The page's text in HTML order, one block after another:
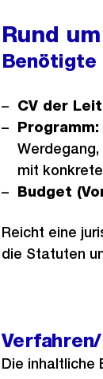
Rund
Benötigte
CV der
Programm:
mit
Budget
Reicht eine
die Statuten
Die inhaltliche